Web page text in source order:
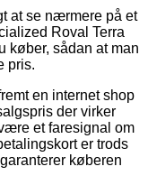
at se nærmere på et
Roval Terra
køber, sådan at man
pris.
en internet shop
der virker
et faresignal om
er trods
køberen